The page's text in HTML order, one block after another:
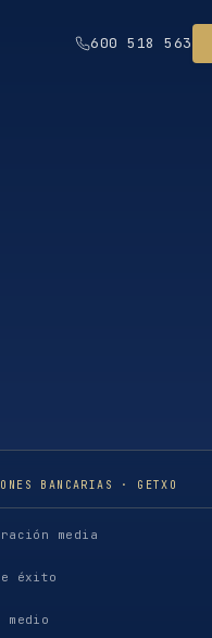
600 518 563
BANCARIAS · GETXO
media
éxito
medio